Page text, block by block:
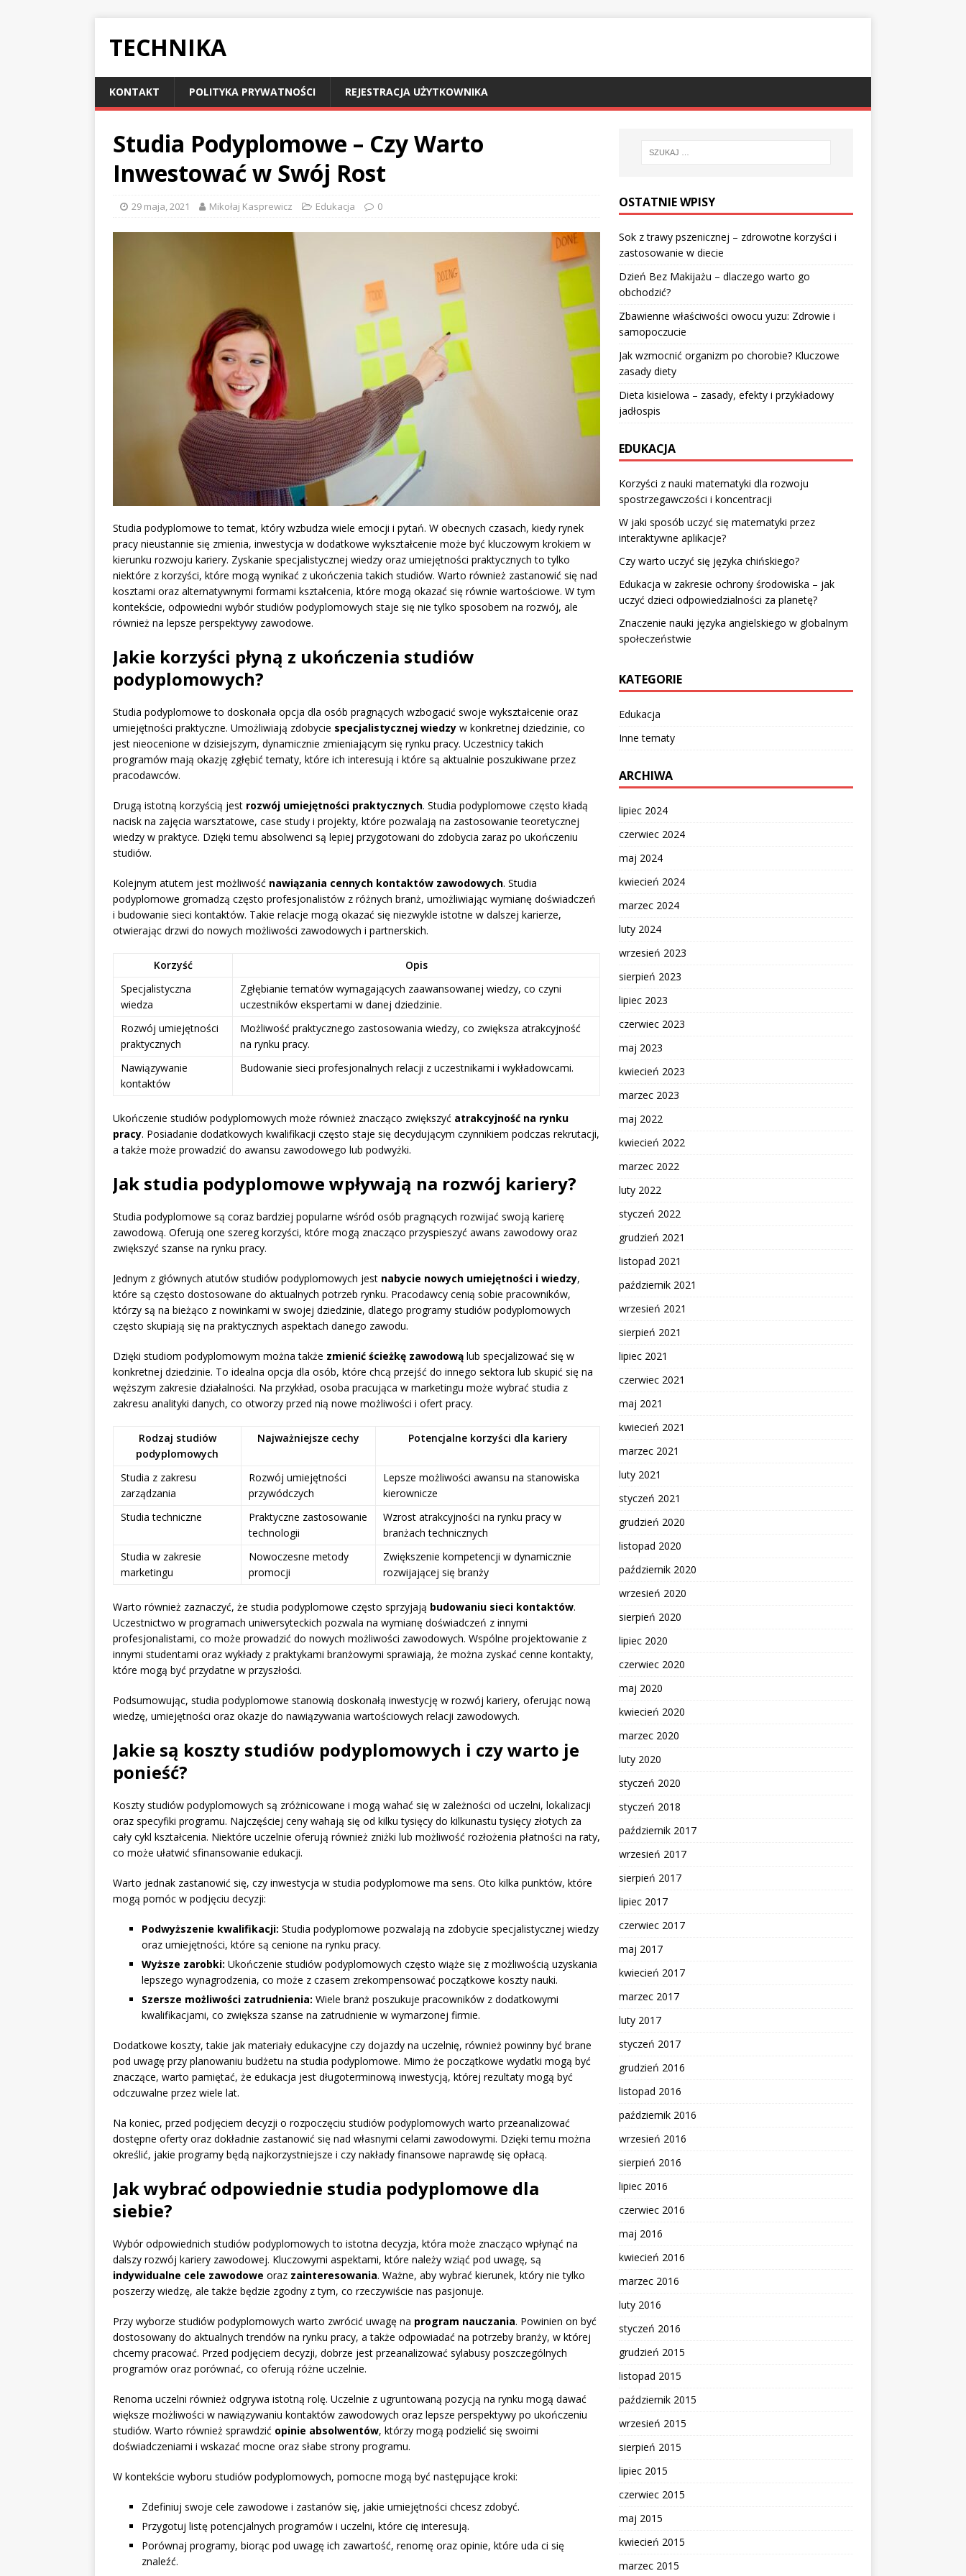
TECHNIKA
KONTAKT POLITYKA PRYWATNOŚCI REJESTRACJA UŻYTKOWNIKA
Studia Podyplomowe – Czy Warto
Inwestować w Swój Rost
29 maja, 2021 Mikołaj Kasprewicz Edukacja 0
Studia podyplomowe to temat, który wzbudza wiele emocji i pytań. W obecnych czasach, kiedy rynek
pracy nieustannie się zmienia, inwestycja w dodatkowe wykształcenie może być kluczowym krokiem w
kierunku rozwoju kariery. Zyskanie specjalistycznej wiedzy oraz umiejętności praktycznych to tylko
niektóre z korzyści, które mogą wynikać z ukończenia takich studiów. Warto również zastanowić się nad
kosztami oraz alternatywnymi formami kształcenia, które mogą okazać się równie wartościowe. W tym
kontekście, odpowiedni wybór studiów podyplomowych staje się nie tylko sposobem na rozwój, ale
również na lepsze perspektywy zawodowe.
Jakie korzyści płyną z ukończenia studiów
podyplomowych?
Studia podyplomowe to doskonała opcja dla osób pragnących wzbogacić swoje wykształcenie oraz
umiejętności praktyczne. Umożliwiają zdobycie specjalistycznej wiedzy w konkretnej dziedzinie, co
jest nieocenione w dzisiejszym, dynamicznie zmieniającym się rynku pracy. Uczestnicy takich
programów mają okazję zgłębić tematy, które ich interesują i które są aktualnie poszukiwane przez
pracodawców.
Drugą istotną korzyścią jest rozwój umiejętności praktycznych. Studia podyplomowe często kładą
nacisk na zajęcia warsztatowe, case study i projekty, które pozwalają na zastosowanie teoretycznej
wiedzy w praktyce. Dzięki temu absolwenci są lepiej przygotowani do zdobycia zaraz po ukończeniu
studiów.
Kolejnym atutem jest możliwość nawiązania cennych kontaktów zawodowych. Studia
podyplomowe gromadzą często profesjonalistów z różnych branż, umożliwiając wymianę doświadczeń
i budowanie sieci kontaktów. Takie relacje mogą okazać się niezwykle istotne w dalszej karierze,
otwierając drzwi do nowych możliwości zawodowych i partnerskich.
Korzyść
Opis
Specjalistyczna
wiedza
Zgłębianie tematów wymagających zaawansowanej wiedzy, co czyni
uczestników ekspertami w danej dziedzinie.
Rozwój umiejętności
praktycznych
Możliwość praktycznego zastosowania wiedzy, co zwiększa atrakcyjność
na rynku pracy.
Nawiązywanie
kontaktów
Budowanie sieci profesjonalnych relacji z uczestnikami i wykładowcami.
Ukończenie studiów podyplomowych może również znacząco zwiększyć atrakcyjność na rynku
pracy. Posiadanie dodatkowych kwalifikacji często staje się decydującym czynnikiem podczas rekrutacji,
a także może prowadzić do awansu zawodowego lub podwyżki.
Jak studia podyplomowe wpływają na rozwój kariery?
Studia podyplomowe są coraz bardziej popularne wśród osób pragnących rozwijać swoją karierę
zawodową. Oferują one szereg korzyści, które mogą znacząco przyspieszyć awans zawodowy oraz
zwiększyć szanse na rynku pracy.
Jednym z głównych atutów studiów podyplomowych jest nabycie nowych umiejętności i wiedzy,
które są często dostosowane do aktualnych potrzeb rynku. Pracodawcy cenią sobie pracowników,
którzy są na bieżąco z nowinkami w swojej dziedzinie, dlatego programy studiów podyplomowych
często skupiają się na praktycznych aspektach danego zawodu.
Dzięki studiom podyplomowym można także zmienić ścieżkę zawodową lub specjalizować się w
konkretnej dziedzinie. To idealna opcja dla osób, które chcą przejść do innego sektora lub skupić się na
węższym zakresie działalności. Na przykład, osoba pracująca w marketingu może wybrać studia z
zakresu analityki danych, co otworzy przed nią nowe możliwości i ofert pracy.
Rodzaj studiów
podyplomowych
Najważniejsze cechy Potencjalne korzyści dla kariery
Studia z zakresu
zarządzania
Rozwój umiejętności
przywódczych
Lepsze możliwości awansu na stanowiska
kierownicze
Studia techniczne
Praktyczne zastosowanie
technologii
Wzrost atrakcyjności na rynku pracy w
branżach technicznych
Studia w zakresie
marketingu
Nowoczesne metody
promocji
Zwiększenie kompetencji w dynamicznie
rozwijającej się branży
Warto również zaznaczyć, że studia podyplomowe często sprzyjają budowaniu sieci kontaktów.
Uczestnictwo w programach uniwersyteckich pozwala na wymianę doświadczeń z innymi
profesjonalistami, co może prowadzić do nowych możliwości zawodowych. Wspólne projektowanie z
innymi studentami oraz wykłady z praktykami branżowymi sprawiają, że można zyskać cenne kontakty,
które mogą być przydatne w przyszłości.
Podsumowując, studia podyplomowe stanowią doskonałą inwestycję w rozwój kariery, oferując nową
wiedzę, umiejętności oraz okazje do nawiązywania wartościowych relacji zawodowych.
Jakie są koszty studiów podyplomowych i czy warto je
ponieść?
Koszty studiów podyplomowych są zróżnicowane i mogą wahać się w zależności od uczelni, lokalizacji
oraz specyfiki programu. Najczęściej ceny wahają się od kilku tysięcy do kilkunastu tysięcy złotych za
cały cykl kształcenia. Niektóre uczelnie oferują również zniżki lub możliwość rozłożenia płatności na raty,
co może ułatwić sfinansowanie edukacji.
Warto jednak zastanowić się, czy inwestycja w studia podyplomowe ma sens. Oto kilka punktów, które
mogą pomóc w podjęciu decyzji:
Podwyższenie kwalifikacji: Studia podyplomowe pozwalają na zdobycie specjalistycznej wiedzy
oraz umiejętności, które są cenione na rynku pracy.
Wyższe zarobki: Ukończenie studiów podyplomowych często wiąże się z możliwością uzyskania
lepszego wynagrodzenia, co może z czasem zrekompensować początkowe koszty nauki.
Szersze możliwości zatrudnienia: Wiele branż poszukuje pracowników z dodatkowymi
kwalifikacjami, co zwiększa szanse na zatrudnienie w wymarzonej firmie.
Dodatkowe koszty, takie jak materiały edukacyjne czy dojazdy na uczelnię, również powinny być brane
pod uwagę przy planowaniu budżetu na studia podyplomowe. Mimo że początkowe wydatki mogą być
znaczące, warto pamiętać, że edukacja jest długoterminową inwestycją, której rezultaty mogą być
odczuwalne przez wiele lat.
Na koniec, przed podjęciem decyzji o rozpoczęciu studiów podyplomowych warto przeanalizować
dostępne oferty oraz dokładnie zastanowić się nad własnymi celami zawodowymi. Dzięki temu można
określić, jakie programy będą najkorzystniejsze i czy nakłady finansowe naprawdę się opłacą.
Jak wybrać odpowiednie studia podyplomowe dla
siebie?
Wybór odpowiednich studiów podyplomowych to istotna decyzja, która może znacząco wpłynąć na
dalszy rozwój kariery zawodowej. Kluczowymi aspektami, które należy wziąć pod uwagę, są
indywidualne cele zawodowe oraz zainteresowania. Ważne, aby wybrać kierunek, który nie tylko
poszerzy wiedzę, ale także będzie zgodny z tym, co rzeczywiście nas pasjonuje.
Przy wyborze studiów podyplomowych warto zwrócić uwagę na program nauczania. Powinien on być
dostosowany do aktualnych trendów na rynku pracy, a także odpowiadać na potrzeby branży, w której
chcemy pracować. Przed podjęciem decyzji, dobrze jest przeanalizować sylabusy poszczególnych
programów oraz porównać, co oferują różne uczelnie.
Renoma uczelni również odgrywa istotną rolę. Uczelnie z ugruntowaną pozycją na rynku mogą dawać
większe możliwości w nawiązywaniu kontaktów zawodowych oraz lepsze perspektywy po ukończeniu
studiów. Warto również sprawdzić opinie absolwentów, którzy mogą podzielić się swoimi
doświadczeniami i wskazać mocne oraz słabe strony programu.
W kontekście wyboru studiów podyplomowych, pomocne mogą być następujące kroki:
Zdefiniuj swoje cele zawodowe i zastanów się, jakie umiejętności chcesz zdobyć.
Przygotuj listę potencjalnych programów i uczelni, które cię interesują.
Porównaj programy, biorąc pod uwagę ich zawartość, renomę oraz opinie, które uda ci się
znaleźć.
OSTATNIE WPISY
Sok z trawy pszenicznej – zdrowotne korzyści i
zastosowanie w diecie
Dzień Bez Makijażu – dlaczego warto go
obchodzić?
Zbawienne właściwości owocu yuzu: Zdrowie i
samopoczucie
Jak wzmocnić organizm po chorobie? Kluczowe
zasady diety
Dieta kisielowa – zasady, efekty i przykładowy
jadłospis
EDUKACJA
Korzyści z nauki matematyki dla rozwoju
spostrzegawczości i koncentracji
W jaki sposób uczyć się matematyki przez
interaktywne aplikacje?
Czy warto uczyć się języka chińskiego?
Edukacja w zakresie ochrony środowiska – jak
uczyć dzieci odpowiedzialności za planetę?
Znaczenie nauki języka angielskiego w globalnym
społeczeństwie
KATEGORIE
Edukacja
Inne tematy
ARCHIWA
lipiec 2024
czerwiec 2024
maj 2024
kwiecień 2024
marzec 2024
luty 2024
wrzesień 2023
sierpień 2023
lipiec 2023
czerwiec 2023
maj 2023
kwiecień 2023
marzec 2023
maj 2022
kwiecień 2022
marzec 2022
luty 2022
styczeń 2022
grudzień 2021
listopad 2021
październik 2021
wrzesień 2021
sierpień 2021
lipiec 2021
czerwiec 2021
maj 2021
kwiecień 2021
marzec 2021
luty 2021
styczeń 2021
grudzień 2020
listopad 2020
październik 2020
wrzesień 2020
sierpień 2020
lipiec 2020
czerwiec 2020
maj 2020
kwiecień 2020
marzec 2020
luty 2020
styczeń 2020
styczeń 2018
październik 2017
wrzesień 2017
sierpień 2017
lipiec 2017
czerwiec 2017
maj 2017
kwiecień 2017
marzec 2017
luty 2017
styczeń 2017
grudzień 2016
listopad 2016
październik 2016
wrzesień 2016
sierpień 2016
lipiec 2016
czerwiec 2016
maj 2016
kwiecień 2016
marzec 2016
luty 2016
styczeń 2016
grudzień 2015
listopad 2015
październik 2015
wrzesień 2015
sierpień 2015
lipiec 2015
czerwiec 2015
maj 2015
kwiecień 2015
marzec 2015